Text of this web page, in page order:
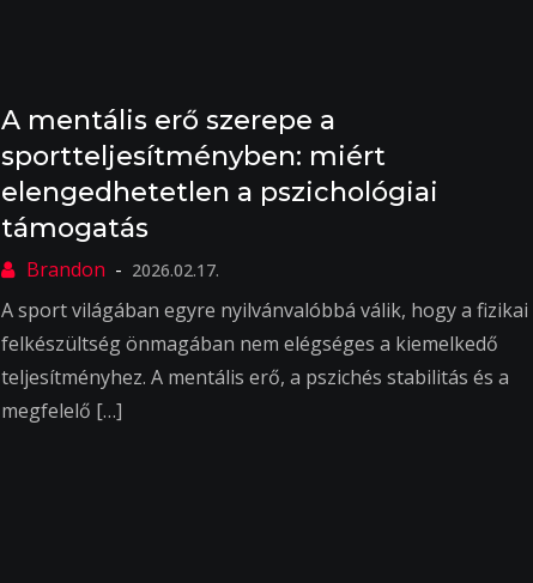
A mentális erő szerepe a
sportteljesítményben: miért
elengedhetetlen a pszichológiai
támogatás
2026.02.17.
A sport világában egyre nyilvánvalóbbá válik, hogy a fizikai
felkészültség önmagában nem elégséges a kiemelkedő
teljesítményhez. A mentális erő, a pszichés stabilitás és a
megfelelő […]